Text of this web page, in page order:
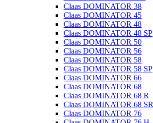
Claas DOMINATOR 38
Claas DOMINATOR 45
Claas DOMINATOR 48
Claas DOMINATOR 48 SP
Claas DOMINATOR 50
Claas DOMINATOR 56
Claas DOMINATOR 58
Claas DOMINATOR 58 SP
Claas DOMINATOR 66
Claas DOMINATOR 68
Claas DOMINATOR 68 R
Claas DOMINATOR 68 SR
Claas DOMINATOR 76